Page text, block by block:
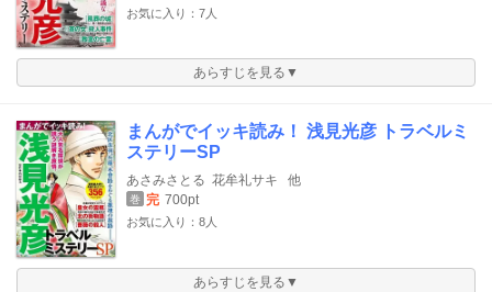
お気に入り：7人
あらすじを見る▼
まんがでイッキ読み！ 浅見光彦 トラベルミ
ステリーSP
あさみさとる 花牟礼サキ 他
巻 完 700pt
お気に入り：8人
あらすじを見る▼